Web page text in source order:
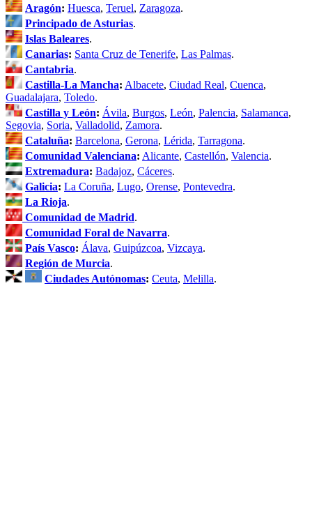
Aragón: Huesca, Teruel, Zaragoza.
Principado de Asturias.
Islas Baleares.
Canarias: Santa Cruz de Tenerife, Las Palmas.
Cantabria.
Castilla-La Mancha: Albacete, Ciudad Real, Cuenca,
Guadalajara, Toledo.
Castilla y León: Ávila, Burgos, León, Palencia, Salamanca,
Segovia, Soria, Valladolid, Zamora.
Cataluña: Barcelona, Gerona, Lérida, Tarragona.
Comunidad Valenciana: Alicante, Castellón, Valencia.
Extremadura: Badajoz, Cáceres.
Galicia: La Coruña, Lugo, Orense, Pontevedra.
La Rioja.
Comunidad de Madrid.
Comunidad Foral de Navarra.
País Vasco: Álava, Guipúzcoa, Vizcaya.
Región de Murcia.
Ciudades Autónomas: Ceuta, Melilla.